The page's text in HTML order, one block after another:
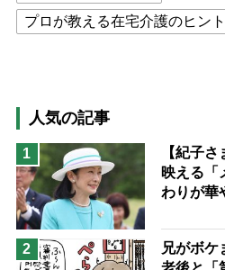
プロが教える在宅介護のヒント
猫が母になつきません
息子の遠距離介護サバイバル術
兄がボケました
便利なサー
予防法
人気の記事
1
【紀子
映える「
わりが華
2
兄がボケ